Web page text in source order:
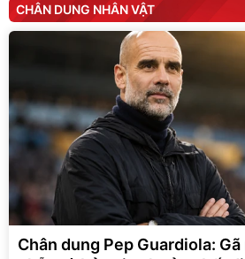
CHÂN DUNG NHÂN VẬT
Chân dung Pep Guardiola: